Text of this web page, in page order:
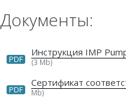
Документы:
PDF
Инструкция IMP
(3 Mb)
PDF
Сертификат
Mb)